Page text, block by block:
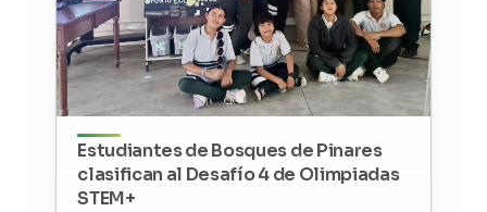
Estudiantes de Bosques de Pinares
clasifican al Desafío 4 de Olimpiadas
STEM+